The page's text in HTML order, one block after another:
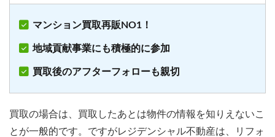
マンション買取再販NO1！
地域貢献事業にも積極的に参加
買取後のアフターフォローも親切
買取の場合は、買取したあとは物件の情報を知りえないこ
とが一般的です。ですがレジデンシャル不動産は、リフォ